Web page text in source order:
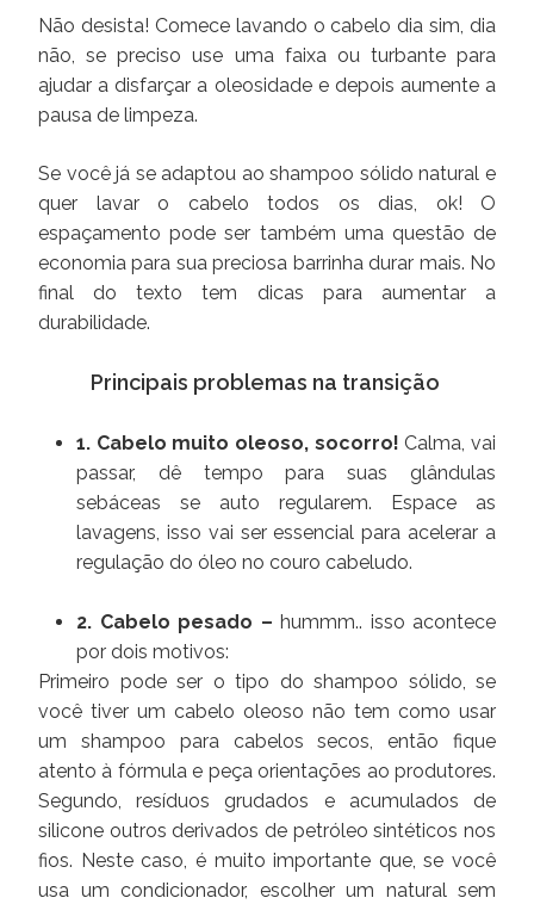
Não desista! Comece lavando o cabelo dia sim, dia
não, se preciso use uma faixa ou turbante para
ajudar a disfarçar a oleosidade e depois aumente a
pausa de limpeza.
Se você já se adaptou ao shampoo sólido natural e
quer lavar o cabelo todos os dias, ok! O
espaçamento pode ser também uma questão de
economia para sua preciosa barrinha durar mais. No
final do texto tem dicas para aumentar a
durabilidade.
Principais problemas na transição
1. Cabelo muito oleoso, socorro! Calma, vai
passar, dê tempo para suas glândulas
sebáceas se auto regularem. Espace as
lavagens, isso vai ser essencial para acelerar a
regulação do óleo no couro cabeludo.
2. Cabelo pesado – hummm.. isso acontece
por dois motivos:
Primeiro pode ser o tipo do shampoo sólido, se
você tiver um cabelo oleoso não tem como usar
um shampoo para cabelos secos, então fique
atento à fórmula e peça orientações ao produtores.
Segundo, resíduos grudados e acumulados de
silicone outros derivados de petróleo sintéticos nos
fios. Neste caso, é muito importante que, se você
usa um condicionador, escolher um natural sem